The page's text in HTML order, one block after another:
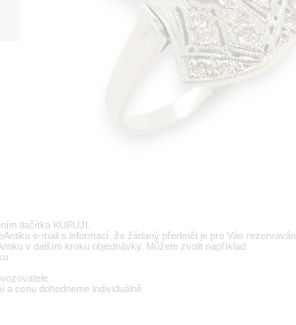
tlačítka KUPUJI.
e-mail s informací, že žádaný předmět je pro Vás rezervován.
v dalším kroku objednávky. Můžete zvolit například:
a cenu dohodneme individuálně